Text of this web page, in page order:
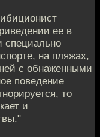
ее в
специально
на пляжах,
с обнаженными
поведение
то
и